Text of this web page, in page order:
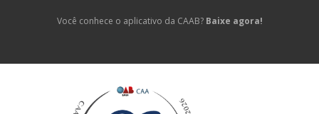
Você conhece o aplicativo da CAAB? Baixe agora!